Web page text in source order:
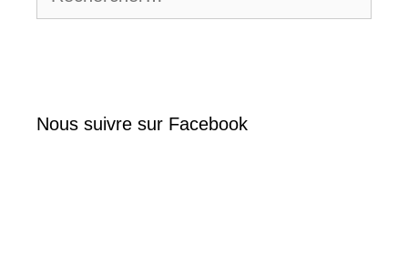
Nous suivre sur Facebook